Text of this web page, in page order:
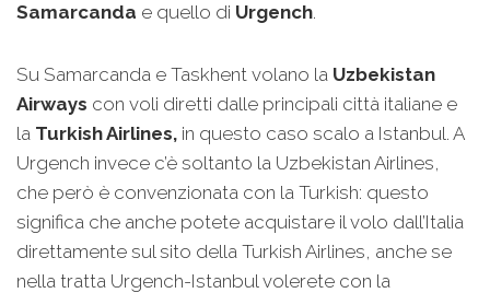
Samarcanda e quello di Urgench.
Su Samarcanda e Taskhent volano la Uzbekistan
Airways con voli diretti dalle principali città italiane e
la Turkish Airlines, in questo caso scalo a Istanbul. A
Urgench invece c’è soltanto la Uzbekistan Airlines,
che però è convenzionata con la Turkish: questo
significa che anche potete acquistare il volo dall’Italia
direttamente sul sito della Turkish Airlines, anche se
nella tratta Urgench-Istanbul volerete con la